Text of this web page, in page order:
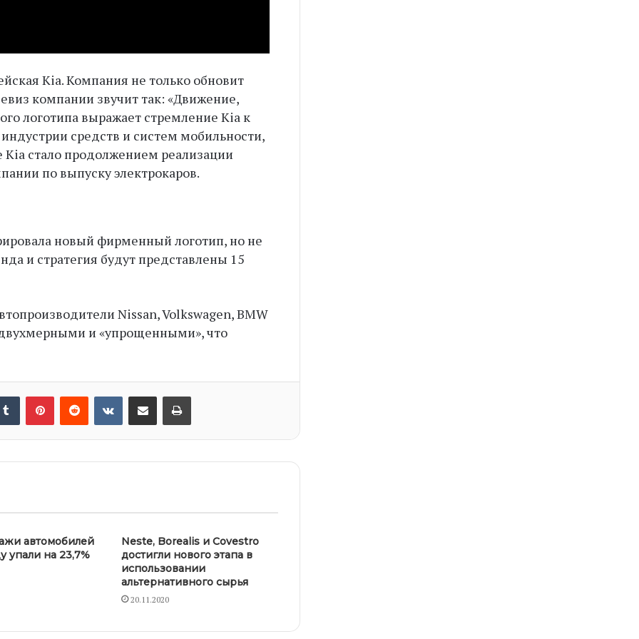
Kia. Компания не только обновит
компании звучит так: «Движение,
логотипа выражает стремление Kia к
средств и систем мобильности,
Kia стало продолжением реализации
по выпуску электрокаров.
новый фирменный логотип, но не
и стратегия будут представлены 15
Nissan, Volkswagen, BMW
и «упрощенными», что
TumblrPinterest
RedditVKontakte
Share via EmailPrint
автомобилей
упали на 23,7%
Neste, Borealis и Covestro
достигли нового этапа в
использовании
альтернативного сырья
20.11.2020